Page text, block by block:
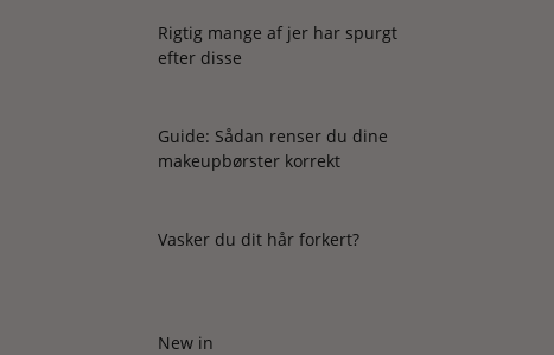
Rigtig mange af jer har spurgt
efter disse
Guide: Sådan renser du dine
makeupbørster korrekt
Vasker du dit hår forkert?
New in